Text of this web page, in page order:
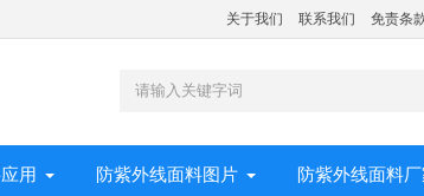
关于我们 联系我们 免责条
用 防紫外线面料图片 防紫外线面料